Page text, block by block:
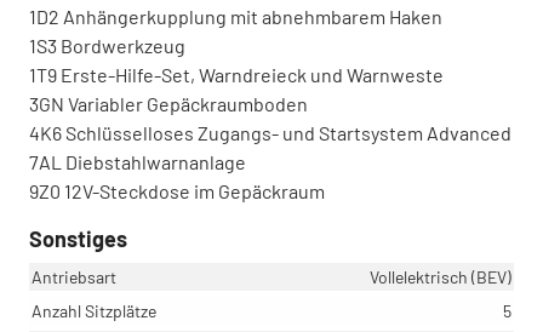
1D2 Anhängerkupplung mit abnehmbarem Haken
1S3 Bordwerkzeug
1T9 Erste-Hilfe-Set, Warndreieck und Warnweste
3GN Variabler Gepäckraumboden
4K6 Schlüsselloses Zugangs- und Startsystem Advanced
7AL Diebstahlwarnanlage
9Z0 12V-Steckdose im Gepäckraum
Sonstiges
Antriebsart
Vollelektrisch (BEV)
Anzahl Sitzplätze
5